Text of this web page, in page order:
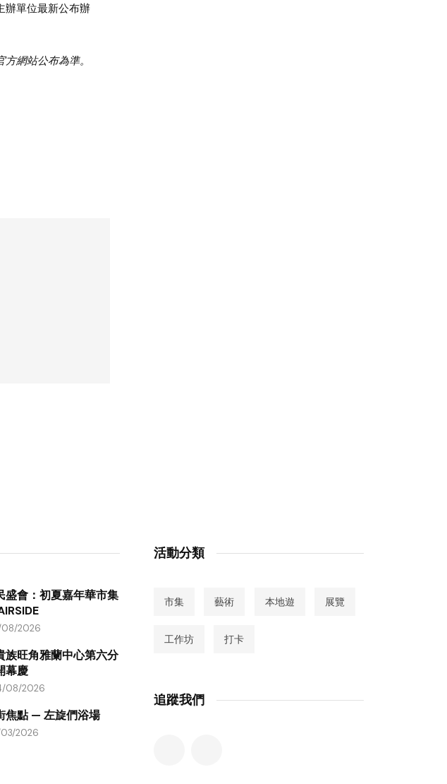
辦單位最新公布辦
網站公布為準。
盛會：初夏嘉年華市集
08/2026
族旺角雅蘭中心第六分
幕慶
08/2026
焦點 — 左旋們浴場
03/2026
活動分類
市集 藝術 本地遊 展覽
工作坊 打卡
追蹤我們